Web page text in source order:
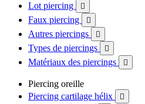
Lot piercing

Faux piercing 
Autres piercings 
Types de piercings 
Matériaux des piercings 
Piercing oreille
Piercing cartilage hélix
